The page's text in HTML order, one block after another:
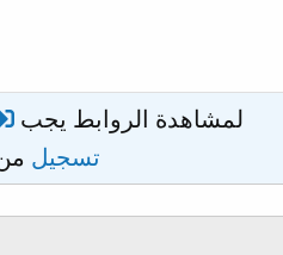
لمشاهدة الروابط يجب
تسجيل